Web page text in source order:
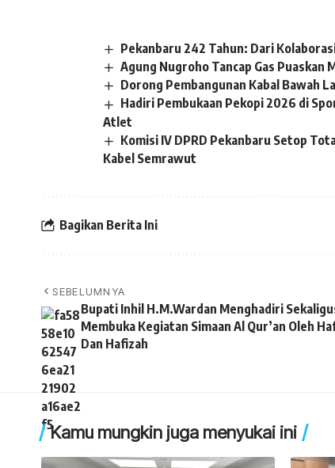
Pekanbaru 242 Tahun: Dari
Agung Nugroho Tancap Gas Puaskan
Dorong Pembangunan Kabal Bawah
Hadiri Pembukaan Pekopi 2026 di
Atlet
Komisi IV DPRD Pekanbaru Setop
Kabel Semrawut
Bagikan Berita Ini
SEBELUMNYA
Bupati Inhil H.M.Wardan Menghadiri
Membuka Kegiatan Simaan Al Qur’an Oleh
Dan Hafizah
Kamu mungkin juga menyukai ini